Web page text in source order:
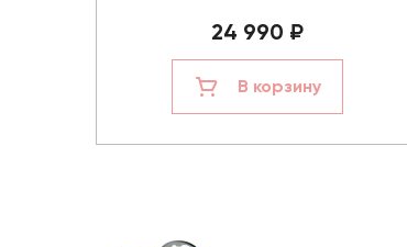
24 990 ₽
В корзину